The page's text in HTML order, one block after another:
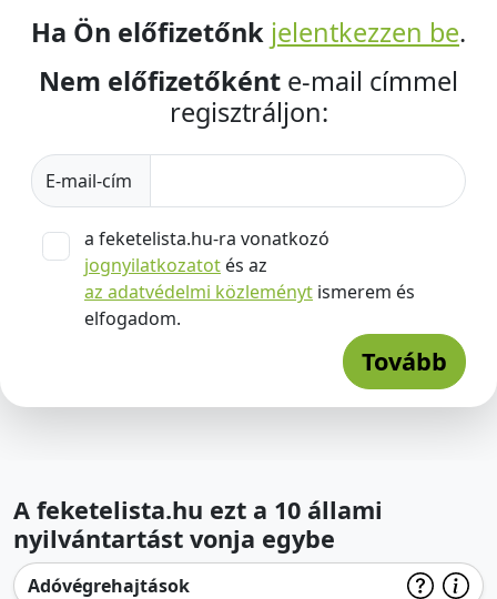
Ha Ön előfizetőnk jelentkezzen be.
Nem előfizetőként e-mail címmel
regisztráljon:
E-mail-cím
a feketelista.hu-ra vonatkozó
jognyilatkozatot és az
az adatvédelmi közleményt ismerem és
elfogadom.
Tovább
A feketelista.hu ezt a 10 állami
nyilvántartást vonja egybe
Adóvégrehajtások